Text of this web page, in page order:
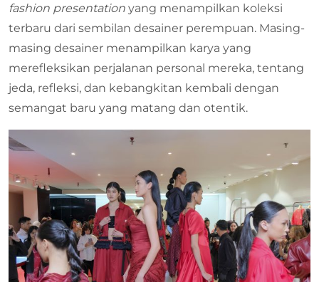
fashion presentation yang menampilkan koleksi
terbaru dari sembilan desainer perempuan. Masing-
masing desainer menampilkan karya yang
merefleksikan perjalanan personal mereka, tentang
jeda, refleksi, dan kebangkitan kembali dengan
semangat baru yang matang dan otentik.